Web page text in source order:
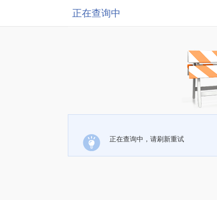
正在查询中
正在查询中，请刷新重试